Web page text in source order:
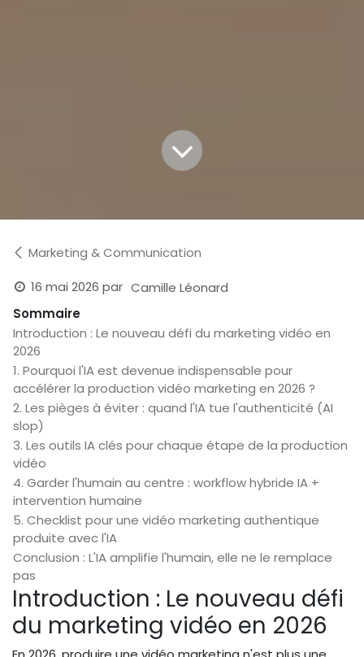
Marketing & Communication
16 mai 2026 par Camille Léonard
Sommaire
Introduction : Le nouveau défi du marketing vidéo en
2026
1. Pourquoi l'IA est devenue indispensable pour
accélérer la production vidéo marketing en 2026 ?
2. Les pièges à éviter : quand l'IA tue l'authenticité (AI
slop)
3. Les outils IA clés pour chaque étape de la production
vidéo
4. Garder l'humain au centre : workflow hybride IA +
intervention humaine
5. Checklist pour une vidéo marketing authentique
produite avec l'IA
Conclusion : L'IA amplifie l'humain, elle ne le remplace
pas
Introduction : Le nouveau défi
du marketing vidéo en 2026